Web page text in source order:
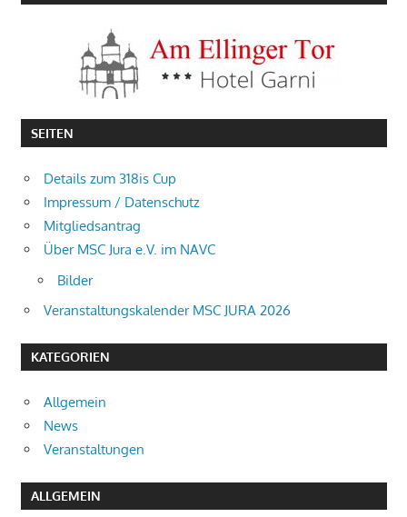
SEITEN
Details zum 318is Cup
Impressum / Datenschutz
Mitgliedsantrag
Über MSC Jura e.V. im NAVC
Bilder
Veranstaltungskalender MSC JURA 2026
KATEGORIEN
Allgemein
News
Veranstaltungen
ALLGEMEIN